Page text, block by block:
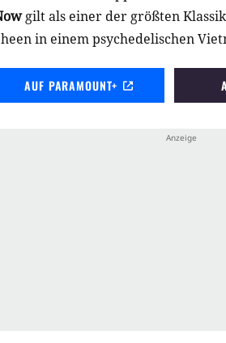
gilt als einer der größten
in einem psychedelischen
AUF PARAMOUNT+